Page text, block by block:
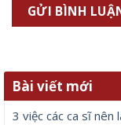
Bài viết mới
3 việc các ca sĩ nên